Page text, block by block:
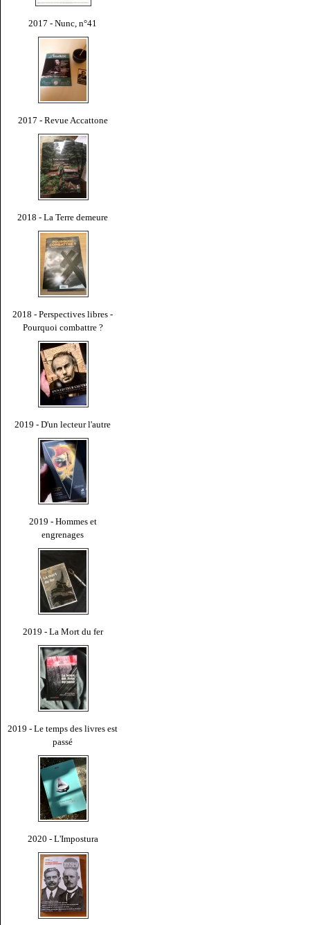
2017 - Nunc, n°41
2017 - Revue Accattone
2018 - La Terre demeure
2018 - Perspectives libres -
Pourquoi combattre ?
2019 - D'un lecteur l'autre
2019 - Hommes et
engrenages
2019 - La Mort du fer
2019 - Le temps des livres est
passé
2020 - L'Impostura